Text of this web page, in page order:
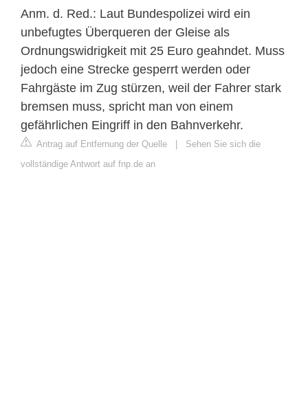
Anm. d. Red.: Laut Bundespolizei wird ein
unbefugtes Überqueren der Gleise als
Ordnungswidrigkeit mit 25 Euro geahndet. Muss
jedoch eine Strecke gesperrt werden oder
Fahrgäste im Zug stürzen, weil der Fahrer stark
bremsen muss, spricht man von einem
gefährlichen Eingriff in den Bahnverkehr.
Antrag auf Entfernung der Quelle | Sehen Sie sich die
vollständige Antwort auf fnp.de an